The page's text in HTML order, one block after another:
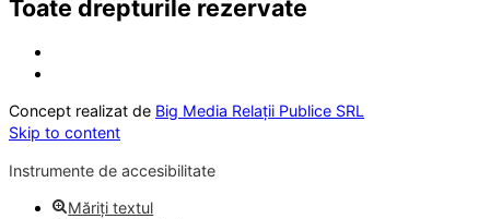
Toate drepturile rezervate
Concept realizat de Big Media Relații Publice SRL
Skip to content
Instrumente de accesibilitate
Măriți textul